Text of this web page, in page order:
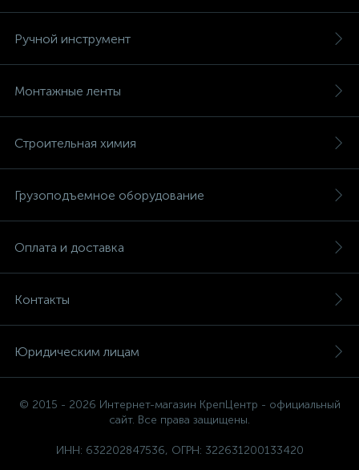
Ручной инструмент
Монтажные ленты
Строительная химия
Грузоподъемное оборудование
Оплата и доставка
Контакты
Юридическим лицам
© 2015 - 2026 Интернет-магазин КрепЦентр - официальный
сайт. Все права защищены.
ИНН: 632202847536, ОГРН: 322631200133420